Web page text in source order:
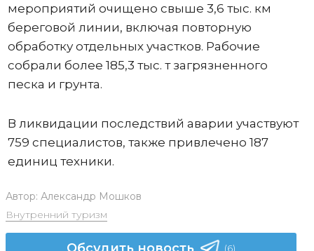
мероприятий очищено свыше 3,6 тыс. км
береговой линии, включая повторную
обработку отдельных участков. Рабочие
собрали более 185,3 тыс. т загрязненного
песка и грунта.
В ликвидации последствий аварии участвуют
759 специалистов, также привлечено 187
единиц техники.
Автор: Александр Мошков
Внутренний туризм
(6)